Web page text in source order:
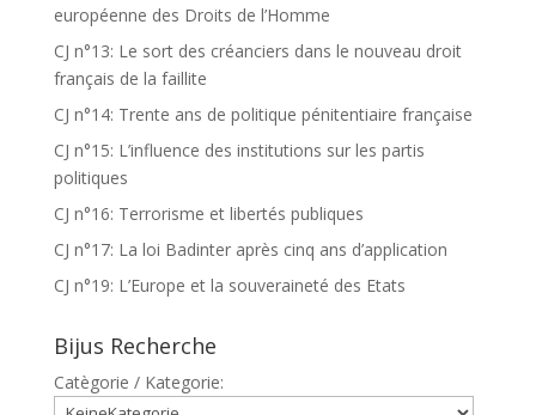
européenne des Droits de l’Homme
CJ n°13: Le sort des créanciers dans le nouveau droit
français de la faillite
CJ n°14: Trente ans de politique pénitentiaire française
CJ n°15: L’influence des institutions sur les partis
politiques
CJ n°16: Terrorisme et libertés publiques
CJ n°17: La loi Badinter après cinq ans d’application
CJ n°19: L’Europe et la souveraineté des Etats
Bijus Recherche
Catègorie / Kategorie: